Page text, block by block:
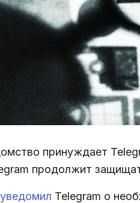
принуждает
продолжит
уведомил Telegram о